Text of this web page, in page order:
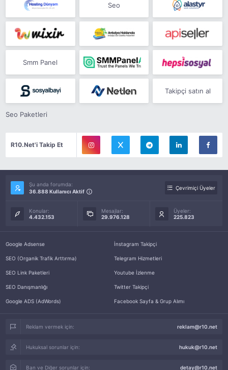
Seo
Smm Panel
Takipçi satın al
Seo Paketleri
R10.Net'i Takip Et
Şu anda forumda:
36.888 Kullanıcı Aktif
Çevrimiçi Üyeler
Konular:
4.432.153
Mesajlar:
29.976.128
Üyeler:
225.823
Google Adsense
SEO (Organik Trafik Arttırma)
SEO Link Paketleri
SEO Danışmanlığı
Google ADS (AdWords)
İnstagram Takipçi
Telegram Hizmetleri
Youtube İzlenme
Twitter Takipçi
Facebook Sayfa & Grup Alımı
Reklam vermek için: reklam@r10.net
Hukuksal sorunlar için: hukuk@r10.net
Ban ve Diğer sorunlar için: detay@r10.net